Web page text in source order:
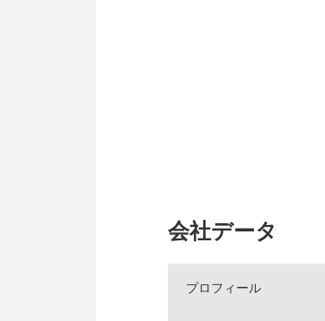
会社データ
プロフィール